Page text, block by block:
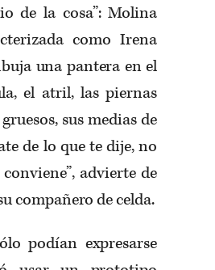
de la cosa”: Molina
como Irena
una pantera en el
el atril, las piernas
sus medias de
de lo que te dije, no
advierte de
compañero de celda.
podían expresarse